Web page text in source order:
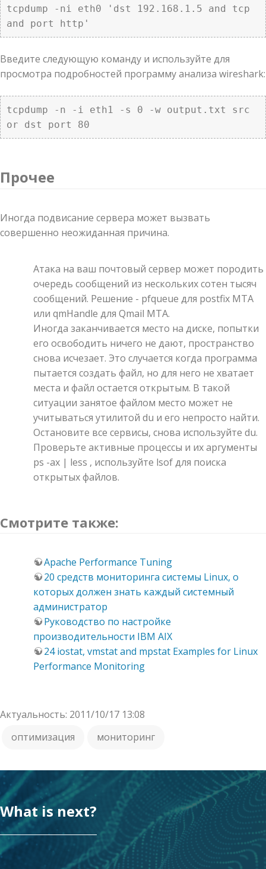
tcpdump -ni eth0 'dst 192.168.1.5 and tcp
and port http'
Введите следующую команду и используйте для
просмотра подробностей программу анализа wireshark:
tcpdump -n -i eth1 -s 0 -w output.txt src
or dst port 80
Прочее
Иногда подвисание сервера может вызвать
совершенно неожиданная причина.
Атака на ваш почтовый сервер может породить
очередь сообщений из нескольких сотен тысяч
сообщений. Решение - pfqueue для postfix MTA
или qmHandle для Qmail MTA.
Иногда заканчивается место на диске, попытки
его освободить ничего не дают, пространство
снова исчезает. Это случается когда программа
пытается создать файл, но для него не хватает
места и файл остается открытым. В такой
ситуации занятое файлом место может не
учитываться утилитой du и его непросто найти.
Остановите все сервисы, снова используйте du.
Проверьте активные процессы и их аргументы
ps -ax | less , используйте lsof для поиска
открытых файлов.
Смотрите также:
Apache Performance Tuning
20 средств мониторинга системы Linux, о
которых должен знать каждый системный
администратор
Руководство по настройке
производительности IBM AIX
24 iostat, vmstat and mpstat Examples for Linux
Performance Monitoring
Актуальность: 2011/10/17 13:08
оптимизация
мониторинг
What is next?